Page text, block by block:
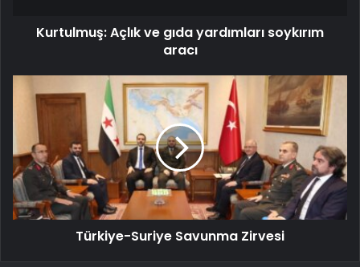
Kurtulmuş: Açlık ve gıda yardımları soykırım
aracı
Türkiye-Suriye Savunma Zirvesi